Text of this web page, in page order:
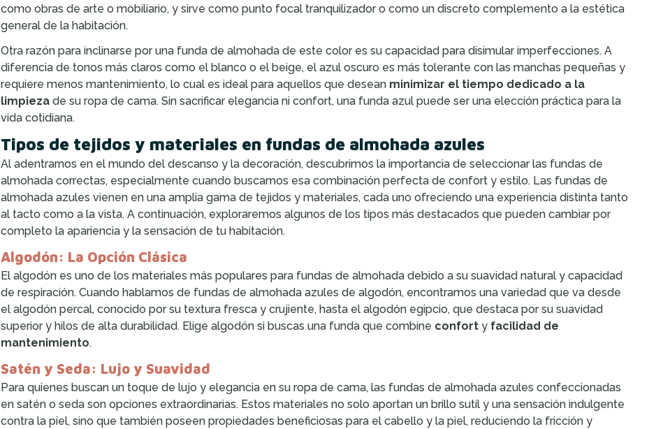
como obras de arte o mobiliario, y sirve como punto focal tranquilizador o como un discreto complemento a la estética
general de la habitación.
Otra razón para inclinarse por una funda de almohada de este color es su capacidad para disimular imperfecciones. A
diferencia de tonos más claros como el blanco o el beige, el azul oscuro es más tolerante con las manchas pequeñas y
requiere menos mantenimiento, lo cual es ideal para aquellos que desean minimizar el tiempo dedicado a la
limpiezade su ropa de cama. Sin sacrificar elegancia ni confort, una funda azul puede ser una elección práctica para la
vida cotidiana.
Tipos de tejidos y materiales en fundas de almohada azules
Al adentrarnos en el mundo del descanso y la decoración, descubrimos la importancia de seleccionar las fundas de
almohada correctas, especialmente cuando buscamos esa combinación perfecta de confort y estilo. Las fundas de
almohada azules vienen en una amplia gama de tejidos y materiales, cada uno ofreciendo una experiencia distinta tanto
al tacto como a la vista. A continuación, exploraremos algunos de los tipos más destacados que pueden cambiar por
completo la apariencia y la sensación de tu habitación.
Algodón: La Opción Clásica
El algodón es uno de los materiales más populares para fundas de almohada debido a su suavidad natural y capacidad
de respiración. Cuando hablamos de fundas de almohada azules de algodón, encontramos una variedad que va desde
el algodón percal, conocido por su textura fresca y crujiente, hasta el algodón egipcio, que destaca por su suavidad
superior y hilos de alta durabilidad. Elige algodón si buscas una funda que combine conforty facilidad de
mantenimiento.
Satén y Seda: Lujo y Suavidad
Para quienes buscan un toque de lujo y elegancia en su ropa de cama, las fundas de almohada azules confeccionadas
en satén o seda son opciones extraordinarias. Estos materiales no solo aportan un brillo sutil y una sensación indulgente
contra la piel, sino que también poseen propiedades beneficiosas para el cabello y la piel, reduciendo la fricción y